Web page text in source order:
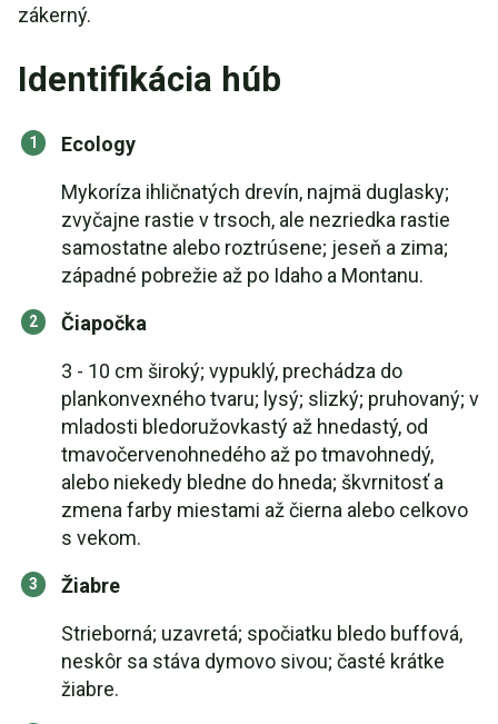
zákerný.
Identifikácia húb
Ecology
Mykoríza ihličnatých drevín, najmä duglasky;
zvyčajne rastie v trsoch, ale nezriedka rastie
samostatne alebo roztrúsene; jeseň a zima;
západné pobrežie až po Idaho a Montanu.
Čiapočka
3 - 10 cm široký; vypuklý, prechádza do
plankonvexného tvaru; lysý; slizký; pruhovaný; v
mladosti bledoružovkastý až hnedastý, od
tmavočervenohnedého až po tmavohnedý,
alebo niekedy bledne do hneda; škvrnitosť a
zmena farby miestami až čierna alebo celkovo
s vekom.
Žiabre
Strieborná; uzavretá; spočiatku bledo buffová,
neskôr sa stáva dymovo sivou; časté krátke
žiabre.